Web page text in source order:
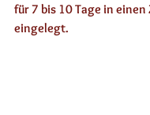
für 7 bis 10 Tage in
eingelegt.